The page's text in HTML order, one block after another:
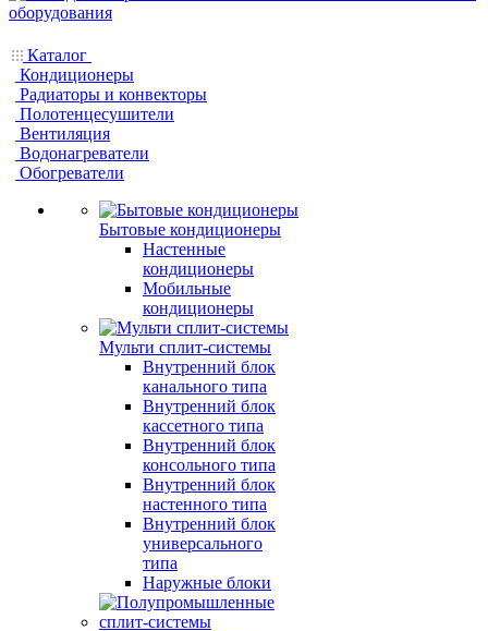
Каталог
Кондиционеры
Радиаторы и конвекторы
Полотенцесушители
Вентиляция
Водонагреватели
Обогреватели
Бытовые кондиционеры
Настенные
кондиционеры
Мобильные
кондиционеры
Мульти сплит-системы
Внутренний блок
канального типа
Внутренний блок
кассетного типа
Внутренний блок
консольного типа
Внутренний блок
настенного типа
Внутренний блок
универсального
типа
Наружные блоки